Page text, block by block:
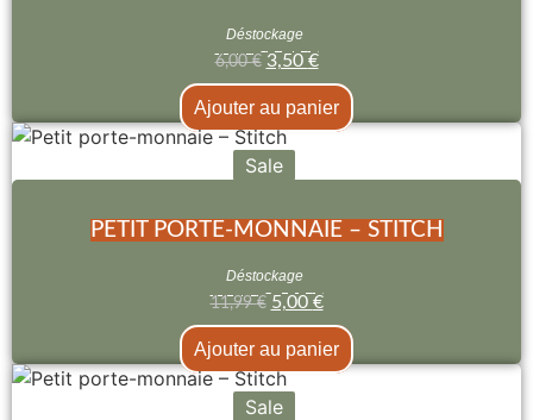
Déstockage
6,00€ 3,50 €
Ajouter au panier
Sale
PETIT PORTE-MONNAIE – STITCH
Déstockage
11,99€ 5,00 €
Ajouter au panier
Sale